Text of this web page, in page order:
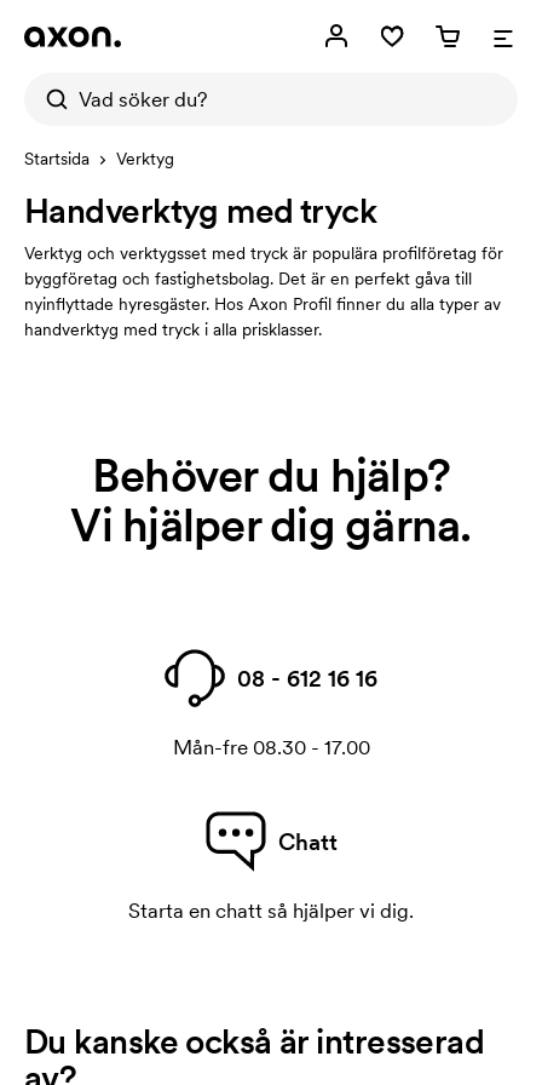
Startsida Verktyg
Handverktyg med tryck
Verktyg och verktygsset med tryck är populära profilföretag för
byggföretag och fastighetsbolag. Det är en perfekt gåva till
nyinflyttade hyresgäster. Hos Axon Profil finner du alla typer av
handverktyg med tryck i alla prisklasser.
Behöver du hjälp?
Vi hjälper dig gärna.
08 - 612 16 16
Mån-fre 08.30 - 17.00
Chatt
Starta en chatt så hjälper vi dig.
Du kanske också är intresserad